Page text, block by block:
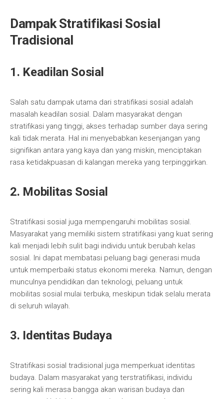
Dampak Stratifikasi Sosial
Tradisional
1. Keadilan Sosial
Salah satu dampak utama dari stratifikasi sosial adalah
masalah keadilan sosial. Dalam masyarakat dengan
stratifikasi yang tinggi, akses terhadap sumber daya sering
kali tidak merata. Hal ini menyebabkan kesenjangan yang
signifikan antara yang kaya dan yang miskin, menciptakan
rasa ketidakpuasan di kalangan mereka yang terpinggirkan.
2. Mobilitas Sosial
Stratifikasi sosial juga mempengaruhi mobilitas sosial.
Masyarakat yang memiliki sistem stratifikasi yang kuat sering
kali menjadi lebih sulit bagi individu untuk berubah kelas
sosial. Ini dapat membatasi peluang bagi generasi muda
untuk memperbaiki status ekonomi mereka. Namun, dengan
munculnya pendidikan dan teknologi, peluang untuk
mobilitas sosial mulai terbuka, meskipun tidak selalu merata
di seluruh wilayah.
3. Identitas Budaya
Stratifikasi sosial tradisional juga memperkuat identitas
budaya. Dalam masyarakat yang terstratifikasi, individu
sering kali merasa bangga akan warisan budaya dan